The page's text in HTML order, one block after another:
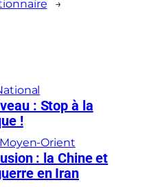
→
: Stop à la
!
Moyen-Orient
: la Chine et
en Iran